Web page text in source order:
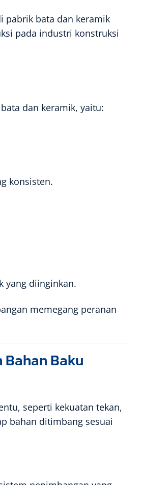
pabrik bata dan keramik
pada industri konstruksi
dan keramik, yaitu:
konsisten.
yang diinginkan.
memegang peranan
Baku
seperti kekuatan tekan,
bahan ditimbang sesuai